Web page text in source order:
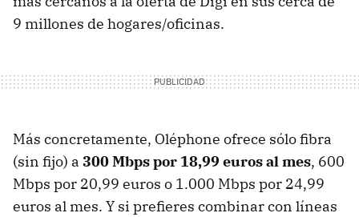
9 millones de hogares/oficinas.
Más concretamente, Oléphone ofrece sólo fibra
(sin fijo) a 300 Mbps por 18,99 euros al mes, 600
Mbps por 20,99 euros o 1.000 Mbps por 24,99
euros al mes. Y si prefieres combinar con líneas